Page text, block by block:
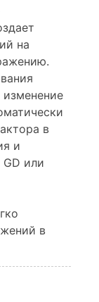
на
изменение
в
и
или
в